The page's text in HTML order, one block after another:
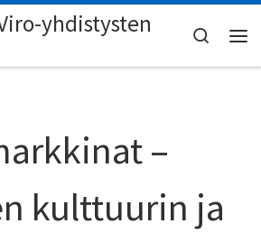
yhdistysten
Search
–
kulttuurin ja